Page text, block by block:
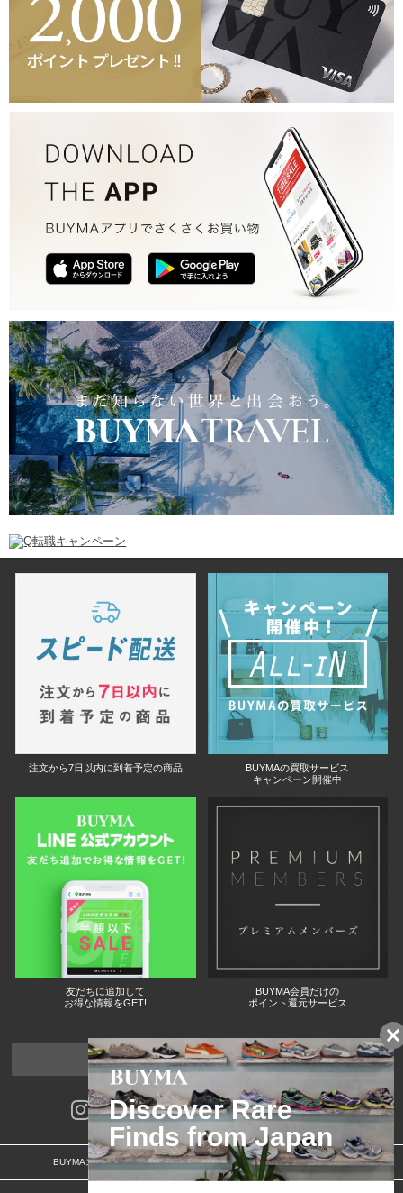
注文から7日以内に到着予定の商品
BUYMAの買取サービス
キャンペーン開催中
友だちに追加して
お得な情報をGET!
BUYMA会員だけの
ポイント還元サービス
ページトップへ
BUYMAスタートガイド 安心への取り組み